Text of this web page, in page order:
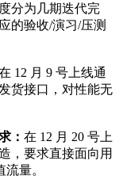
分为几期迭代完
的验收/演习/压测
12 月 9 号上线通
货接口，对性能无
： 在 12 月 20 号上
，要求直接面向用
量。